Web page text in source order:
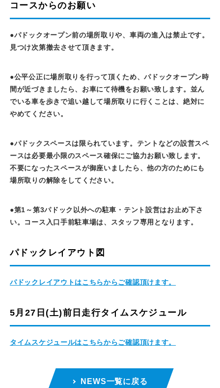
コースからのお願い
●パドックオープン前の場所取りや、車両の進入は禁止です。
見つけ次第撤去させて頂きます。
●公平公正に場所取りを行って頂くため、パドックオープン時
間が近づきましたら、お車にて待機をお願い致します。並ん
でいる車を歩きで追い越して場所取りに行くことは、絶対に
やめてください。
●パドックスペースは限られています。テントなどの設営スペ
ースは必要最小限のスペース確保にご協力お願い致します。
不要になったスペースが御座いましたら、他の方のためにも
場所取りの解除をしてください。
●第1～第3パドック以外への駐車・テント設営はお止め下さ
い。コース入口手前駐車場は、スタッフ専用となります。
パドックレイアウト図
パドックレイアウトはこちらからご確認頂けます。
5月27日(土)前日走行タイムスケジュール
タイムスケジュールはこちらからご確認頂けます。
NEWS一覧に戻る